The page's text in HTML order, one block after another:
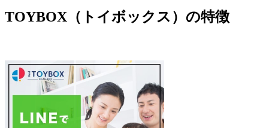
TOYBOX（トイボックス）の特徴